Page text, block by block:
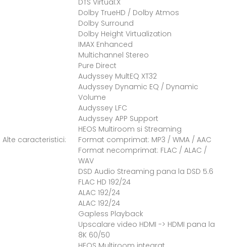
Alte caracteristici:
DTS Virtual:X
Dolby TrueHD / Dolby Atmos
Dolby Surround
Dolby Height Virtualization
IMAX Enhanced
Multichannel Stereo
Pure Direct
Audyssey MultEQ XT32
Audyssey Dynamic EQ / Dynamic
Volume
Audyssey LFC
Audyssey APP Support
HEOS Multiroom si Streaming
Format comprimat: MP3 / WMA / AAC
Format necomprimat: FLAC / ALAC /
WAV
DSD Audio Streaming pana la DSD 5.6
FLAC HD 192/24
ALAC 192/24
ALAC 192/24
Gapless Playback
Upscalare video HDMI -> HDMI pana la
8K 60/50